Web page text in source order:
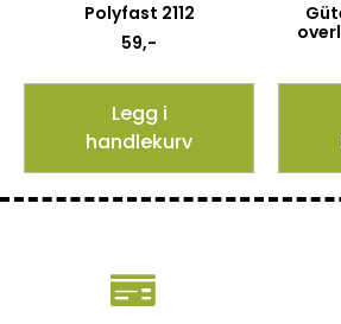
Polyfast 2112
59,-
Legg i
handlekurv